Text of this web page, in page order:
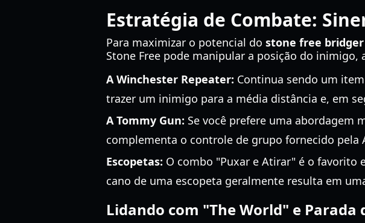
Estratégia de Combate:
Para maximizar o potencial do stone free
Stone Free pode manipular a posição do
A Winchester Repeater: Continua sendo um
trazer um inimigo para a média distância e, em
A Tommy Gun: Se você prefere uma abordagem
complementa o controle de grupo fornecido pela
Escopetas: O combo "Puxar e Atirar" é o favorito
cano de uma escopeta geralmente resulta em
Lidando com "The World" e Parada